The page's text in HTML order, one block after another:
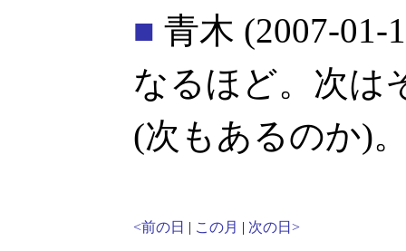
■ 青木 (2007-01-
なるほど。次は
(次もあるのか)
<前の日 | この月 | 次の日>